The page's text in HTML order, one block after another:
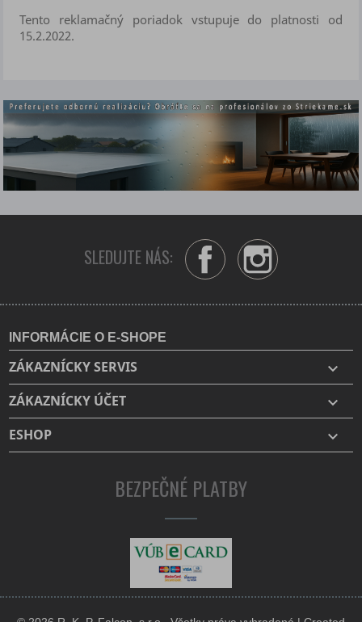
Tento reklamačný poriadok vstupuje do platnosti od
15.2.2022.
SLEDUJTE NÁS: FacebookInstagram
INFORMÁCIE O E-SHOPE
ZÁKAZNÍCKY SERVIS 
ZÁKAZNÍCKY ÚČET 
ESHOP 
BEZPEČNÉ PLATBY